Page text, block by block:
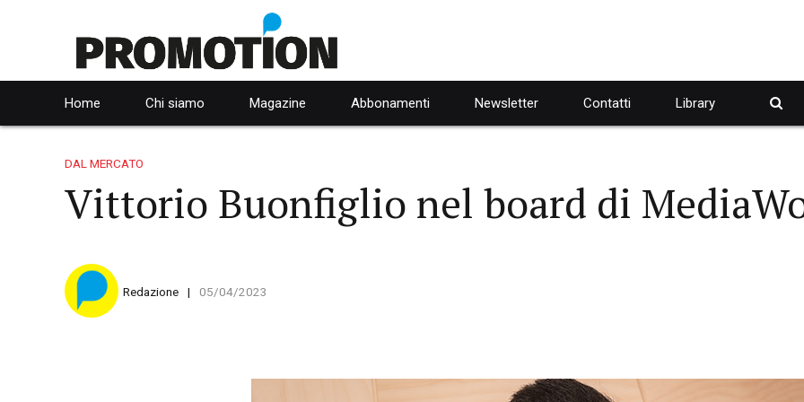
Home Chi siamo Magazine Abbonamenti Newsletter Contatti Library
DAL MERCATO
Vittorio Buonfiglio nel board di
Redazione 05/04/2023